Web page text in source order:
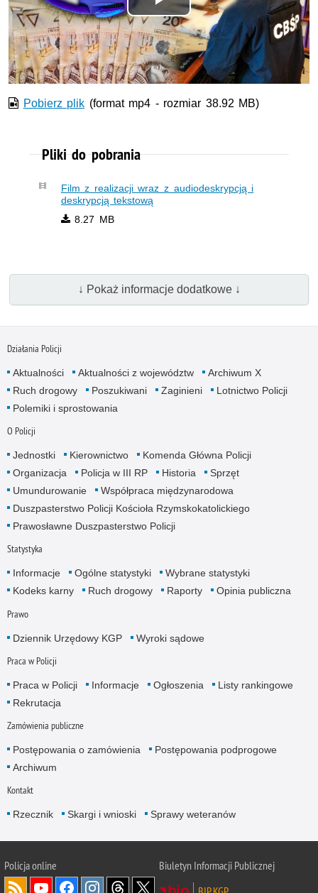
Odtwórz
wideo
Pobierz plik (format mp4 - rozmiar 38.92 MB)
Pliki do pobrania
Film z realizacji wraz z audiodeskrypcją i
deskrypcją tekstową
8.27 MB
↓ Pokaż informacje dodatkowe ↓
Działania Policji
Aktualności Aktualności z województw
Archiwum X
Ruch drogowy
Poszukiwani Zaginieni
Lotnictwo Policji
Polemiki i sprostowania
O Policji
Jednostki Kierownictwo
Komenda Główna Policji
Organizacja
Policja w III RP Historia
Sprzęt
Umundurowanie
Współpraca międzynarodowa
Duszpasterstwo Policji Kościoła Rzymskokatolickiego
Prawosławne Duszpasterstwo Policji
Statystyka
Informacje Ogólne statystyki
Wybrane statystyki
Kodeks karny
Ruch drogowy Raporty Opinia publiczna
Prawo
Dziennik Urzędowy KGP Wyroki sądowe
Praca w Policji
Praca w Policji Informacje Ogłoszenia
Listy rankingowe
Rekrutacja
Zamówienia publiczne
Postępowania o zamówienia
Postępowania podprogowe
Archiwum
Kontakt
Rzecznik Skargi i wnioski Sprawy weteranów
Policjaonline
Biuletyn Informacji Publicznej